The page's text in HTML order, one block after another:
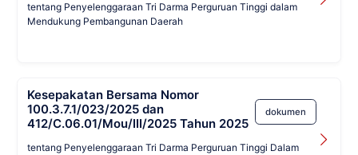
tentang Penyelenggaraan Tri Darma Perguruan Tinggi dalam
Mendukung Pembangunan Daerah
Kesepakatan Bersama Nomor
100.3.7.1/023/2025 dan
412/C.06.01/Mou/III/2025 Tahun 2025
dokumen
tentang Penyelenggaraan Tri Darma Perguruan Tinggi Dalam